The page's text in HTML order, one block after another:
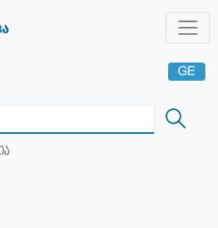
GE
RU